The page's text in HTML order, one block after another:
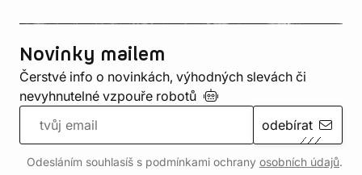
Novinky mailem
Čerstvé info o novinkách, výhodných slevách či
nevyhnutelné vzpouře robotů
odebírat
Odesláním souhlasíš s podmínkami ochrany osobních údajů.